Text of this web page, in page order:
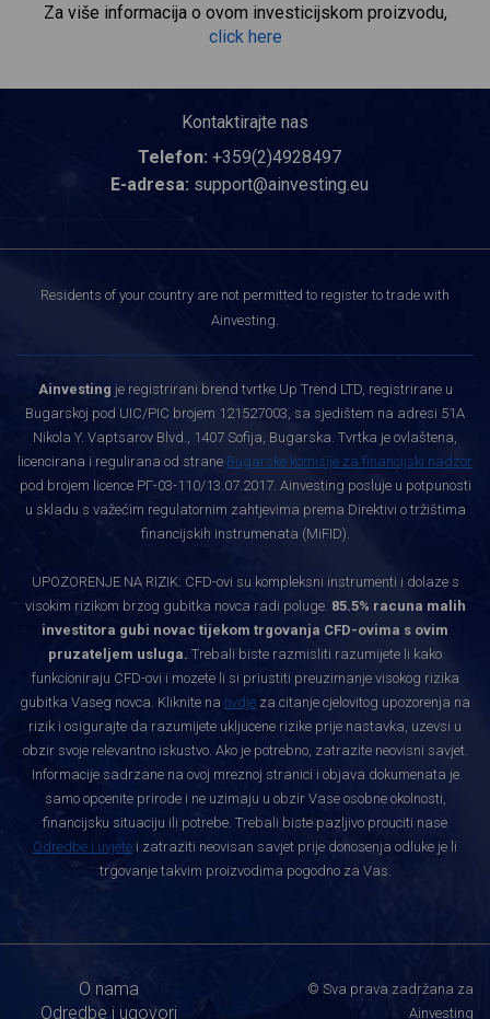
Za više informacija o ovom investicijskom proizvodu,
click here
Kontaktirajte nas
Telefon: +359(2)4928497
E-adresa: support@ainvesting.eu
Residents of your country are not permitted to register to trade with
Ainvesting.
Ainvesting je registrirani brend tvrtke Up Trend LTD, registrirane u
Bugarskoj pod UIC/PIC brojem 121527003, sa sjedištem na adresi 51A
Nikola Y. Vaptsarov Blvd., 1407 Sofija, Bugarska. Tvrtka je ovlaštena,
licencirana i regulirana od strane Bugarske komisije za financijski nadzor
pod brojem licence РГ-03-110/13.07.2017. Ainvesting posluje u potpunosti
u skladu s važećim regulatornim zahtjevima prema Direktivi o tržištima
financijskih instrumenata (MiFID).
UPOZORENJE NA RIZIK: CFD-ovi su kompleksni instrumenti i dolaze s
visokim rizikom brzog gubitka novca radi poluge. 85.5% racuna malih
investitora gubi novac tijekom trgovanja CFD-ovima s ovim
pruzateljem usluga. Trebali biste razmisliti razumijete li kako
funkcioniraju CFD-ovi i mozete li si priustiti preuzimanje visokog rizika
gubitka Vaseg novca. Kliknite na ovdje za citanje cjelovitog upozorenja na
rizik i osigurajte da razumijete ukljucene rizike prije nastavka, uzevsi u
obzir svoje relevantno iskustvo. Ako je potrebno, zatrazite neovisni savjet.
Informacije sadrzane na ovoj mreznoj stranici i objava dokumenata je
samo opcenite prirode i ne uzimaju u obzir Vase osobne okolnosti,
financijsku situaciju ili potrebe. Trebali biste pazljivo prouciti nase
Odredbe i uvjete i zatraziti neovisan savjet prije donosenja odluke je li
trgovanje takvim proizvodima pogodno za Vas.
O nama
Odredbe i ugovori
© Sva prava zadržana za
Ainvesting